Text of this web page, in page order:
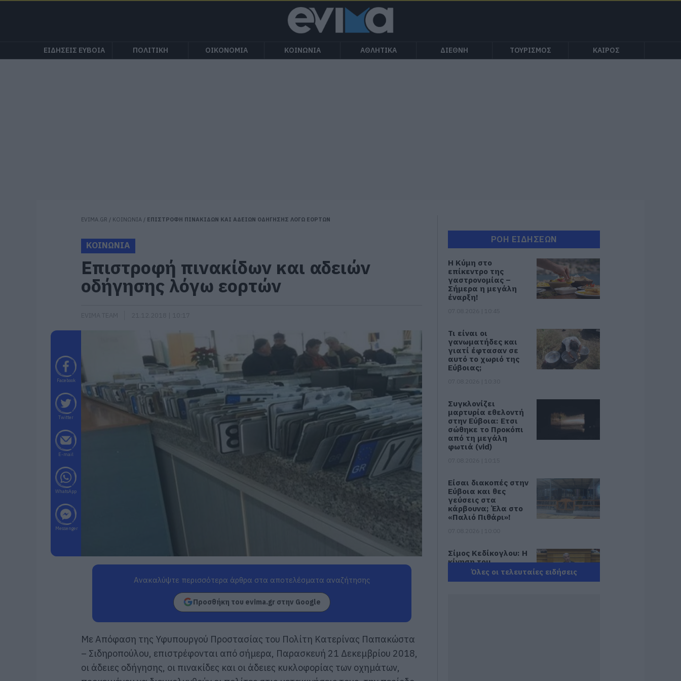
ΕΙΔΗΣΕΙΣ ΕΥΒΟΙΑ ΠΟΛΙΤΙΚΗ ΟΙΚΟΝΟΜΙΑ ΚΟΙΝΩΝΙΑ ΑΘΛΗΤΙΚΑ ΔΙΕΘΝΗ ΤΟΥΡΙΣΜΟΣ ΚΑΙΡΟΣ
EVIMA.GR / ΚΟΙΝΩΝΙΑ / ΕΠΙΣΤΡΟΦΗ ΠΙΝΑΚΙΔΩΝ ΚΑΙ ΑΔΕΙΩΝ ΟΔΗΓΗΣΗΣ ΛΟΓΩ ΕΟΡΤΩΝ
ΚΟΙΝΩΝΙΑ
Επιστροφή πινακίδων και αδειών
οδήγησης λόγω εορτών
Facebook
Twitter
E-mail
WhatsApp
Messenger
Ανακαλύψτε περισσότερα άρθρα στα αποτελέσματα αναζήτησης
Προσθήκη του evima.gr στην Google
Με Απόφαση της Υφυπουργού Προστασίας του Πολίτη Κατερίνας Παπακώστα
– Σιδηροπούλου, επιστρέφονται από σήμερα, Παρασκευή 21 Δεκεμβρίου 2018,
οι άδειες οδήγησης, οι πινακίδες και οι άδειες κυκλοφορίας των οχημάτων,
ΡΟΗ ΕΙΔΗΣΕΩΝ
Η Κύμη στο
επίκεντρο της
γαστρονομίας –
Σήμερα η μεγάλη
έναρξη!
Τι είναι οι
γανωματήδες και
γιατί έφτασαν σε
αυτό το χωριό της
Εύβοιας;
Συγκλονίζει
μαρτυρία εθελοντή
στην Εύβοια: Ετσι
σώθηκε το Προκόπι
από τη μεγάλη
φωτιά (vid)
Είσαι διακοπές στην
Εύβοια και θες
γεύσεις στα
κάρβουνα; Έλα στο
«Παλιό Πιθάρι»!
Σίμος Κεδίκογλου: Η
κίνηση του
βουλευτή που
«τρέλανε»
Όλες οι τελευταίες ειδήσεις